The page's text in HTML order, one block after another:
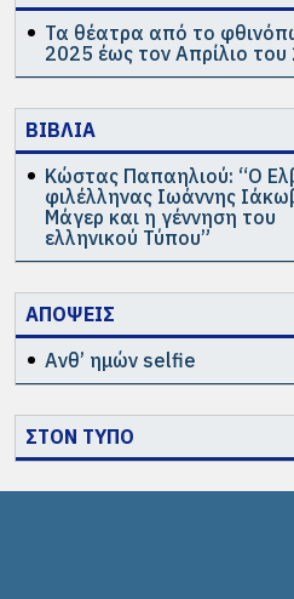
Τα θέατρα από το
2025 έως τον Απρίλιο του
ΒΙΒΛΙΑ
Κώστας Παπαηλιού: “Ο
φιλέλληνας Ιωάννης
Μάγερ και η γέννηση του
ελληνικού Τύπου”
ΑΠΟΨΕΙΣ
Ανθ’ ημών selfie
ΣΤΟΝ ΤΥΠΟ